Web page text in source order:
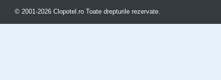
© 2001-2026 Clopotel.ro Toate drepturile rezervate.